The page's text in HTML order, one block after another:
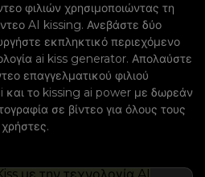
φιλιών χρησιμοποιώντας τη
AI kissing. Ανεβάστε δύο
εκπληκτικό περιεχόμενο
ai kiss generator. Απολαύστε
επαγγελματικού φιλιού
και το kissing ai power με δωρεάν
σε βίντεο για όλους τους
χρήστες.